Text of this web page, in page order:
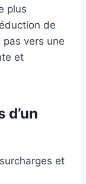
plus
de
pas vers une
et
d’un
et